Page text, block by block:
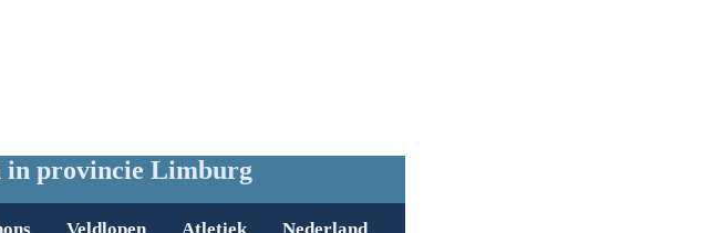
in provincie Limburg